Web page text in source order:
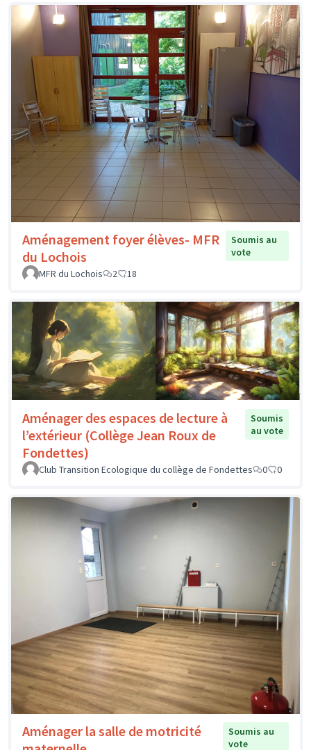
Aménagement foyer élèves- MFR
du Lochois
Soumis au
vote
MFR du Lochois
2 18
Aménager des espaces de lecture à
l’extérieur (Collège Jean Roux de
Fondettes)
Soumis
au vote
Club Transition Ecologique du collège de Fondettes 0 0
Aménager la salle de motricité
Soumis au
vote